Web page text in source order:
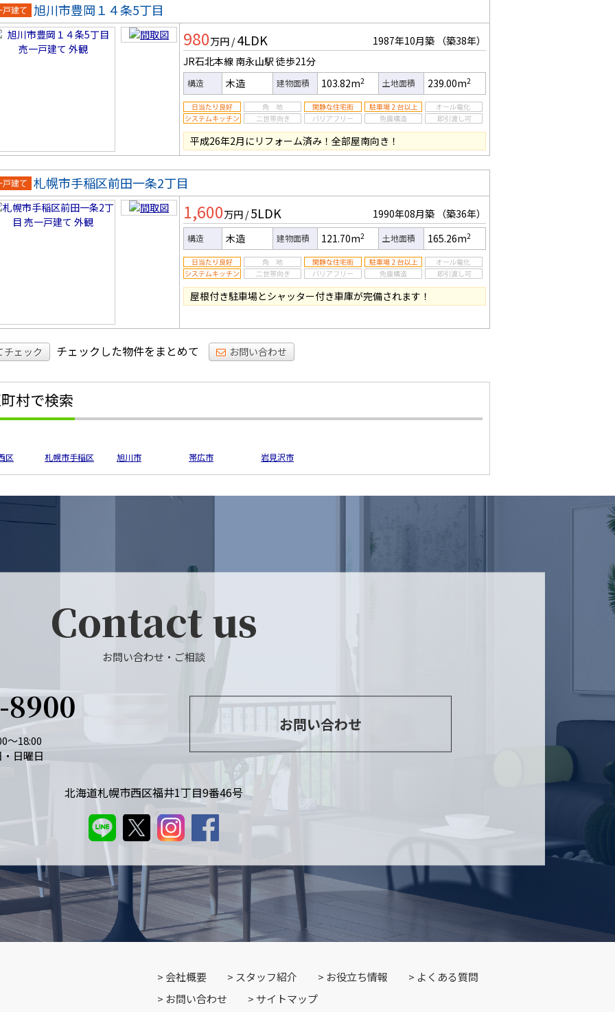
戸建
旭川市豊岡１４条5丁目
980万円 / 4LDK 1987年10月築
（築38年）
JR石北本線 南永山駅 徒歩21分
構造 木造 建物面積 103.82m2 土地面積 239.00m2
平成26年2月にリフォーム済み！全部屋南向き！
戸建
札幌市手稲区前田一条2丁目
1,600万円 / 5LDK 1990年08月築 （築36年）
構造 木造 建物面積 121.70m2 土地面積 165.26m2
屋根付き駐車場とシャッター付き車庫が完備されます！
チェック チェックした物件をまとめて お問い合わせ
村で検索
区 札幌市手稲区 旭川市 帯広市 岩見沢市
Contact us
お問い合わせ・ご相談
8900
～18:00
日曜日
お問い合わせ
北海道札幌市西区福井1丁目9番46号
会社概要 スタッフ紹介 お役立ち情報
よくある質問
お問い合わせ
サイトマップ